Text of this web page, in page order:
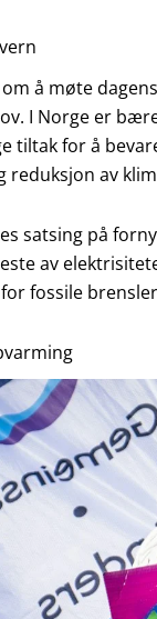
å møte
I Norge er
tiltak for å
av
satsing på
av
fossile